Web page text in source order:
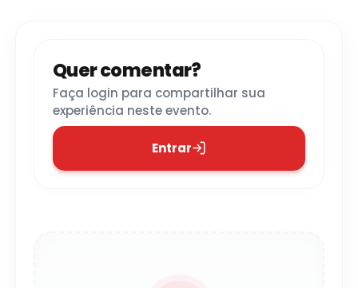
Quer comentar?
Faça login para compartilhar sua
experiência neste evento.
Entrar